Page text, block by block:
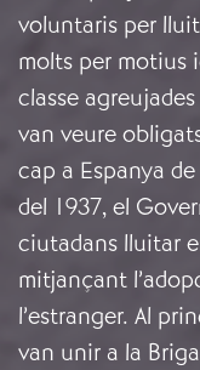
voluntaris per
molts per motius
classe
van veure
cap a Espanya
del 1937, el
ciutadans lluitar
mitjançant
l’estranger. Al
van unir a la